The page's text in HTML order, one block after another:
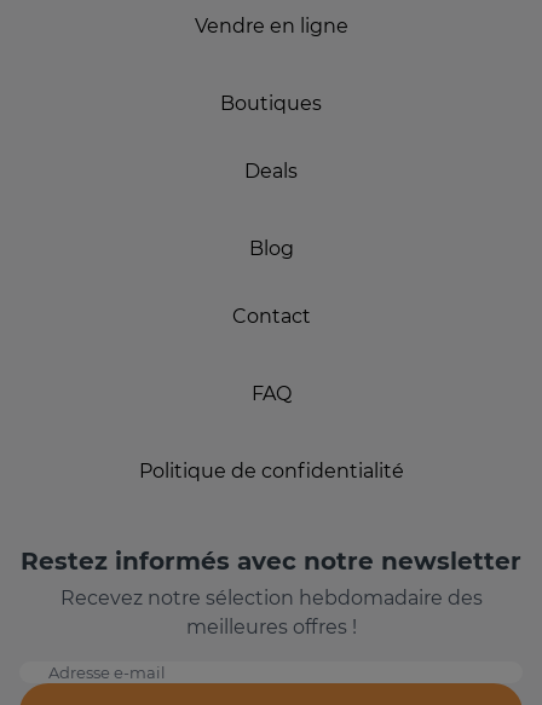
Vendre en ligne
Boutiques
Deals
Blog
Contact
FAQ
Politique de confidentialité
Restez informés avec notre newsletter
Recevez notre sélection hebdomadaire des
meilleures offres !
Adresse e-mail